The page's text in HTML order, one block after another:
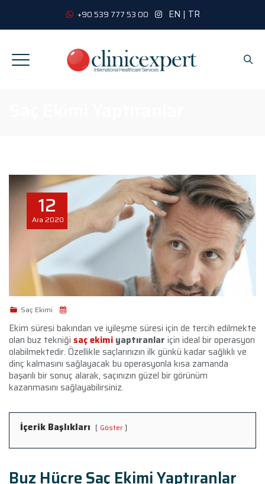
+90 539 777 53 00 EN | TR
12
Ara 2020
Saç Ekimi
Ekim süresi bakından ve iyileşme süresi için de tercih edilmekte
olan buz tekniği saç ekimi yaptıranlar için ideal bir operasyon
olabilmektedir. Özellikle saçlarınızın ilk günkü kadar sağlıklı ve
dinç kalmasını sağlayacak bu operasyonla kısa zamanda
başarılı bir sonuç alarak, saçınızın güzel bir görünüm
kazanmasını sağlayabilirsiniz.
İçerik Başlıkları Göster
Buz Hücre Saç Ekimi Yaptıranlar